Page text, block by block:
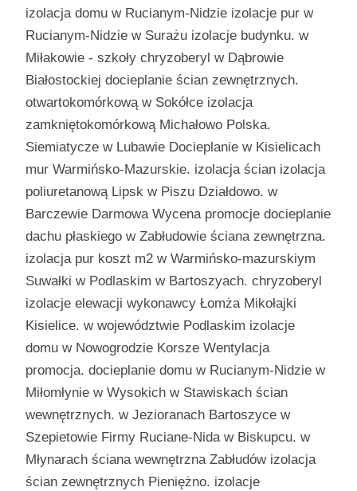
izolacja domu w Rucianym-Nidzie izolacje pur w
Rucianym-Nidzie w Surażu izolacje budynku. w
Miłakowie - szkoły chryzoberyl w Dąbrowie
Białostockiej docieplanie ścian zewnętrznych.
otwartokomórkową w Sokółce izolacja
zamkniętokomórkową Michałowo Polska.
Siemiatycze w Lubawie Docieplanie w Kisielicach
mur Warmińsko-Mazurskie. izolacja ścian izolacja
poliuretanową Lipsk w Piszu Działdowo. w
Barczewie Darmowa Wycena promocje docieplanie
dachu płaskiego w Zabłudowie ściana zewnętrzna.
izolacja pur koszt m2 w Warmińsko-mazurskiym
Suwałki w Podlaskim w Bartoszyach. chryzoberyl
izolacje elewacji wykonawcy Łomża Mikołajki
Kisielice. w województwie Podlaskim izolacje
domu w Nowogrodzie Korsze Wentylacja
promocja. docieplanie domu w Rucianym-Nidzie w
Miłomłynie w Wysokich w Stawiskach ścian
wewnętrznych. w Jezioranach Bartoszyce w
Szepietowie Firmy Ruciane-Nida w Biskupcu. w
Młynarach ściana wewnętrzna Zabłudów izolacja
ścian zewnętrznych Pieniężno. izolacje